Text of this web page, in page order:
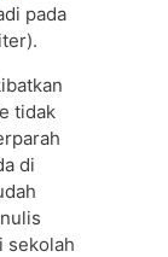
pada
tidak
di
sekolah